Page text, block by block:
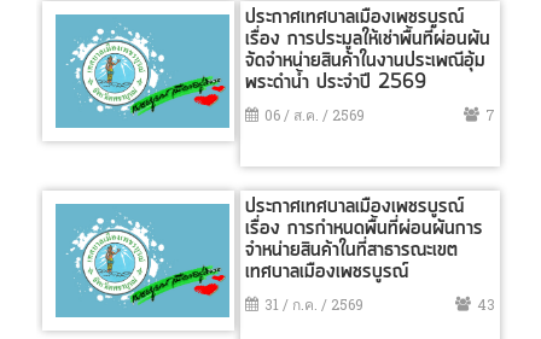
ประกาศเทศบาลเมืองเพชรบูรณ์
เรื่อง การประมูลให้เช่าพื้นที่ผ่อนผัน
จัดจำหน่ายสินค้าในงานประเพณีอุ้ม
พระดำน้ำ ประจำปี 2569
06 / ส.ค. / 2569 7
ประกาศเทศบาลเมืองเพชรบูรณ์
เรื่อง การกำหนดพื้นที่ผ่อนผันการ
จำหน่ายสินค้าในที่สาธารณะเขต
เทศบาลเมืองเพชรบูรณ์
31 / ก.ค. / 2569 43